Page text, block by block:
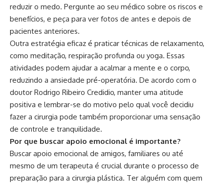
reduzir o medo. Pergunte ao seu médico sobre os riscos e
benefícios, e peça para ver fotos de antes e depois de
pacientes anteriores.
Outra estratégia eficaz é praticar técnicas de relaxamento,
como meditação, respiração profunda ou yoga. Essas
atividades podem ajudar a acalmar a mente e o corpo,
reduzindo a ansiedade pré-operatória. De acordo com o
doutor Rodrigo Ribeiro Credidio, manter uma atitude
positiva e lembrar-se do motivo pelo qual você decidiu
fazer a cirurgia pode também proporcionar uma sensação
de controle e tranquilidade.
Por que buscar apoio emocional é importante?
Buscar apoio emocional de amigos, familiares ou até
mesmo de um terapeuta é crucial durante o processo de
preparação para a cirurgia plástica. Ter alguém com quem